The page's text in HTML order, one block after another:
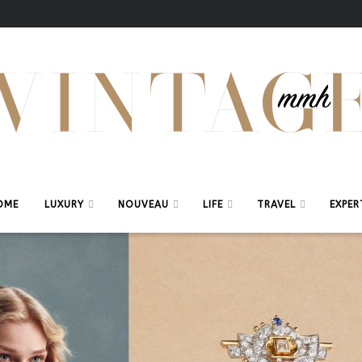
LUXURY NOUVEAU LIFE TRAVEL